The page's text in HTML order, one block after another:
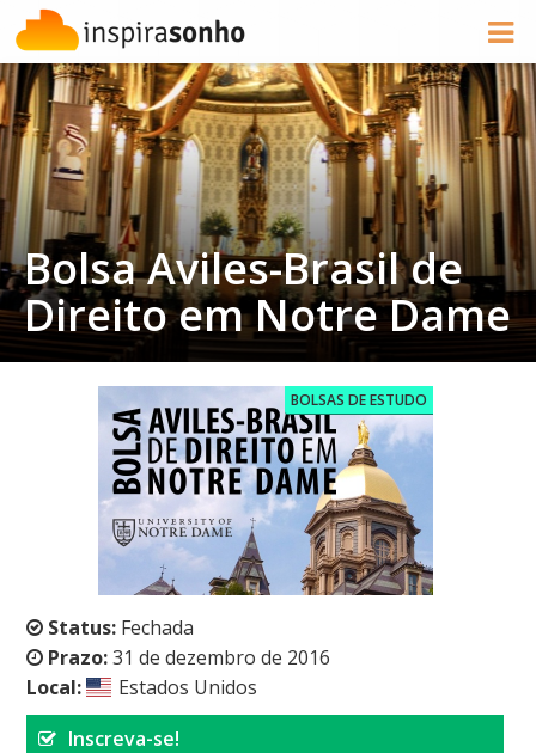
Bolsa Aviles-Brasil de
Direito em Notre Dame
BOLSAS DE ESTUDO
Status: Fechada
Prazo:31 de dezembro de 2016
Local:
Estados Unidos
Inscreva-se!